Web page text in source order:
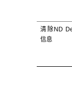
清除ND
信息